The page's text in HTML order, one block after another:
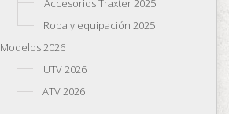
Accesorios Traxter 2025
Ropa y equipación 2025
Modelos 2026
UTV 2026
ATV 2026